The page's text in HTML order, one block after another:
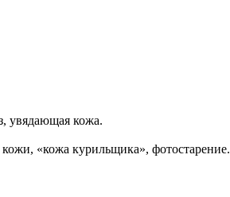
увядающая кожа.
«кожа курильщика», фотостарение.